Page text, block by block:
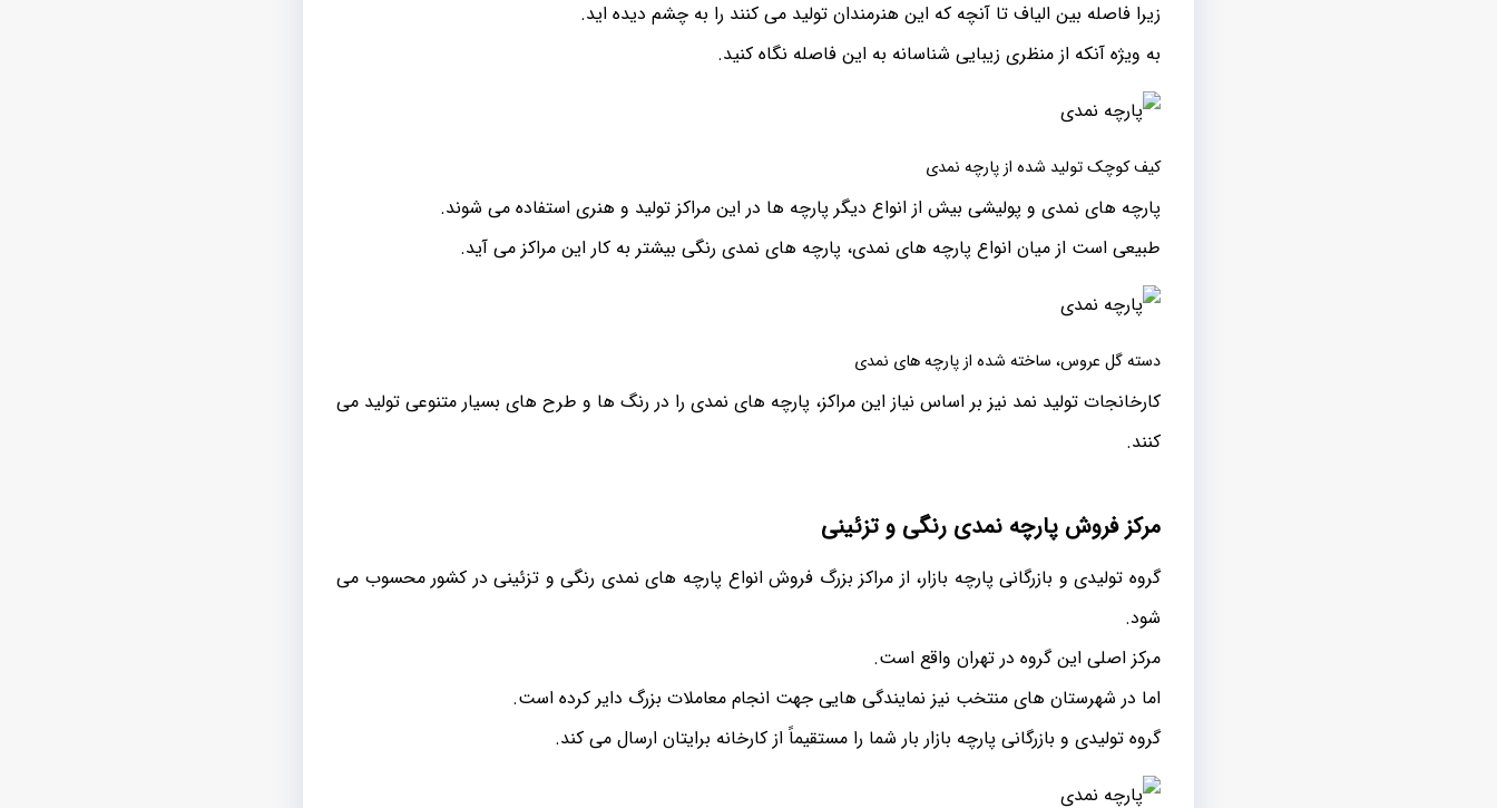
زیرا فاصله بین الیاف تا آنچه که این هنرمندان تولید می کنند را به چشم دیده اید.
به ویژه آنکه از منظری زیبایی شناسانه به این فاصله نگاه کنید.
کیف کوچک تولید شده از پارچه نمدی
پارچه های نمدی و پولیشی بیش از انواع دیگر پارچه ها در این مراکز تولید و هنری استفاده می شوند.
طبیعی است از میان انواع پارچه های نمدی، پارچه های نمدی رنگی بیشتر به کار این مراکز می آید.
دسته گل عروس، ساخته شده از پارچه های نمدی
کارخانجات تولید نمد نیز بر اساس نیاز این مراکز، پارچه های نمدی را در رنگ ها و طرح های بسیار متنوعی تولید می
کنند.
مرکز فروش پارچه نمدی رنگی و تزئینی
گروه تولیدی و بازرگانی پارچه بازار، از مراکز بزرگ فروش انواع پارچه های نمدی رنگی و تزئینی در کشور محسوب می
شود.
مرکز اصلی این گروه در تهران واقع است.
اما در شهرستان های منتخب نیز نمایندگی هایی جهت انجام معاملات بزرگ دایر کرده است.
گروه تولیدی و بازرگانی پارچه بازار بار شما را مستقیماً از کارخانه برایتان ارسال می کند.